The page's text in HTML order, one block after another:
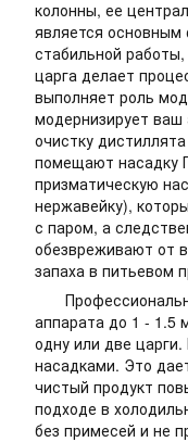
колонны, ее
является
стабильной
царга делает
выполняет роль
модернизирует ваш
очистку
помещают насадку
призматическую
нержавейку),
с паром, а
обезвреживают от
запаха в питьевом
аппарата до 1 - 1.5
одну или две
насадками. Это
чистый продукт
подходе в
без примесей и не